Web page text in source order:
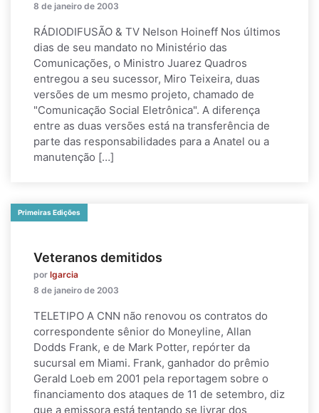
8 de janeiro de 2003
RÁDIODIFUSÃO & TV Nelson Hoineff Nos últimos
dias de seu mandato no Ministério das
Comunicações, o Ministro Juarez Quadros
entregou a seu sucessor, Miro Teixeira, duas
versões de um mesmo projeto, chamado de
"Comunicação Social Eletrônica". A diferença
entre as duas versões está na transferência de
parte das responsabilidades para a Anatel ou a
manutenção […]
Primeiras Edições
Veteranos demitidos
por lgarcia
8 de janeiro de 2003
TELETIPO A CNN não renovou os contratos do
correspondente sênior do Moneyline, Allan
Dodds Frank, e de Mark Potter, repórter da
sucursal em Miami. Frank, ganhador do prêmio
Gerald Loeb em 2001 pela reportagem sobre o
financiamento dos ataques de 11 de setembro, diz
que a emissora está tentando se livrar dos